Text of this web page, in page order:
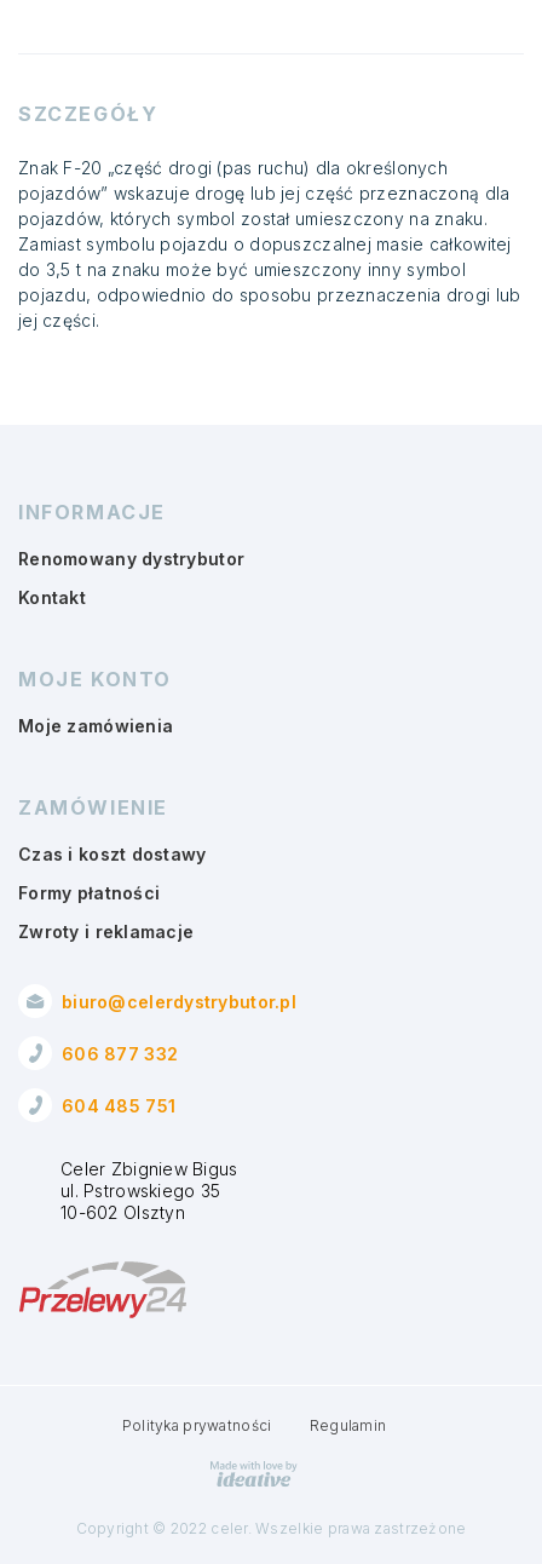
SZCZEGÓŁY
Znak F-20 „część drogi (pas ruchu) dla określonych
pojazdów” wskazuje drogę lub jej część przeznaczoną dla
pojazdów, których symbol został umieszczony na znaku.
Zamiast symbolu pojazdu o dopuszczalnej masie całkowitej
do 3,5 t na znaku może być umieszczony inny symbol
pojazdu, odpowiednio do sposobu przeznaczenia drogi lub
jej części.
INFORMACJE
Renomowany dystrybutor
Kontakt
MOJE KONTO
Moje zamówienia
ZAMÓWIENIE
Czas i koszt dostawy
Formy płatności
Zwroty i reklamacje
biuro@celerdystrybutor.pl
606 877 332
604 485 751
Celer Zbigniew Bigus
ul. Pstrowskiego 35
10-602 Olsztyn
Polityka prywatności Regulamin
Copyright © 2022 celer. Wszelkie prawa zastrzeżone